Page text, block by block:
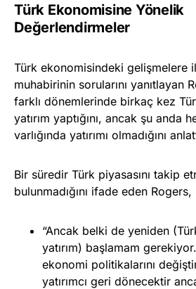
Türk Ekonomisine Yönelik
Değerlendirmeler
Türk ekonomisindeki gelişmelere
muhabirinin sorularını yanıtlayan
farklı dönemlerinde birkaç kez
yatırım yaptığını, ancak şu anda
varlığında yatırımı olmadığını
Bir süredir Türk piyasasını takip
bulunmadığını ifade eden
“Ancak belki de yeniden
yatırım) başlamam
ekonomi politikalarını
yatırımcı geri dönecektir